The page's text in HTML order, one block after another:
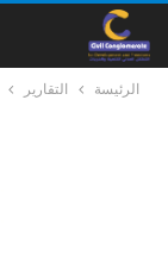
الرئيسة التقارير